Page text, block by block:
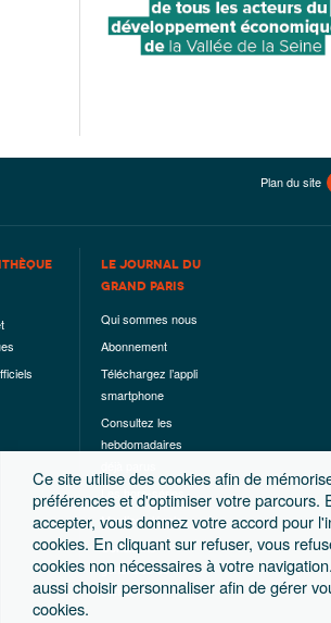
Plan du site
LE JOURNAL DU
GRAND PARIS
Qui sommes nous
Abonnement
Téléchargez l’appli
smartphone
Consultez les
hebdomadaires
Les hors-séries
Mentions légales
Conditions
générales de
ventes
Ce site utilise des cookies afin de
préférences et d'optimiser votre parcours.
accepter, vous donnez votre accord pour
cookies. En cliquant sur refuser, vous
cookies non nécessaires à votre
aussi choisir personnaliser afin de gérer
cookies.